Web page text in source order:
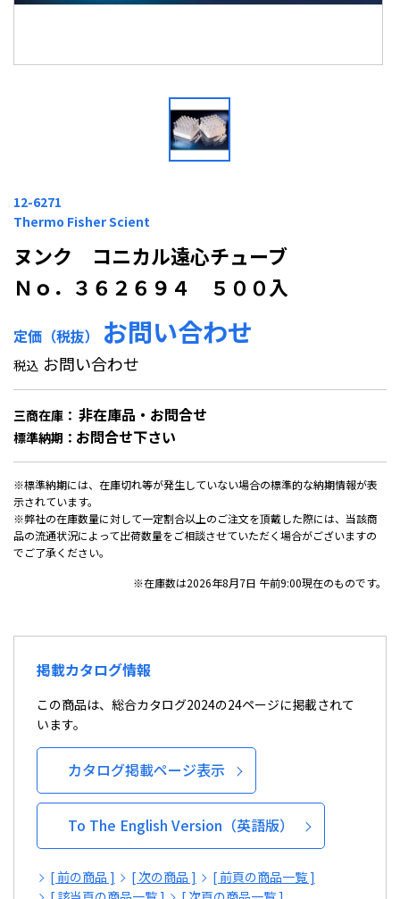
12-6271
Thermo Fisher Scient
ヌンク コニカル遠心チューブ
Ｎｏ．３６２６９４ ５００入
定価（税抜） お問い合わせ
税込 お問い合わせ
三商在庫： 非在庫品・お問合せ
標準納期： お問合せ下さい
※標準納期には、在庫切れ等が発生していない場合の標準的な納期情報が表
示されています。
※弊社の在庫数量に対して一定割合以上のご注文を頂戴した際には、当該商
品の流通状況によって出荷数量をご相談させていただく場合がございますの
でご了承ください。
※在庫数は2026年8月7日 午前9:00現在のものです。
掲載カタログ情報
この商品は、総合カタログ2024の24ページに掲載されて
います。
カタログ掲載ページ表示
To The English Version（英語版）
[ 前の商品 ] [ 次の商品 ]
[ 前頁の商品一覧 ]